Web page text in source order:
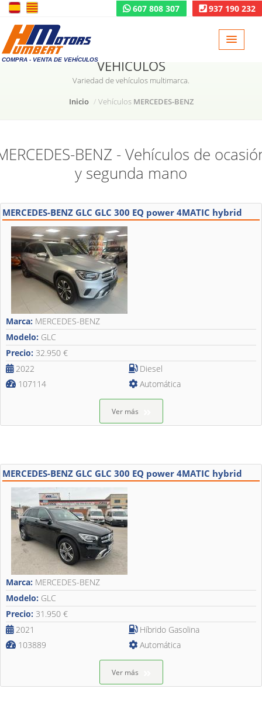
937 190 232
607 808 307
COMPRA - VENTA DE VEHÍCULOSVEHÍCULOS
Variedad de vehículos multimarca.
Inicio
Vehículos MERCEDES-BENZ
BENZ - Vehículos de
y segunda mano
MERCEDES-BENZ GLC GLC 300 EQ power 4MATIC hybrid
Marca: MERCEDES-BENZ
Modelo: GLC
Precio: 32.950 €
2022
107114
Diesel
Automática
Ver más
MERCEDES-BENZ GLC GLC 300 EQ power 4MATIC hybrid
Marca: MERCEDES-BENZ
Modelo: GLC
Precio: 31.950 €
2021
103889
Híbrido Gasolina
Automática
Ver más